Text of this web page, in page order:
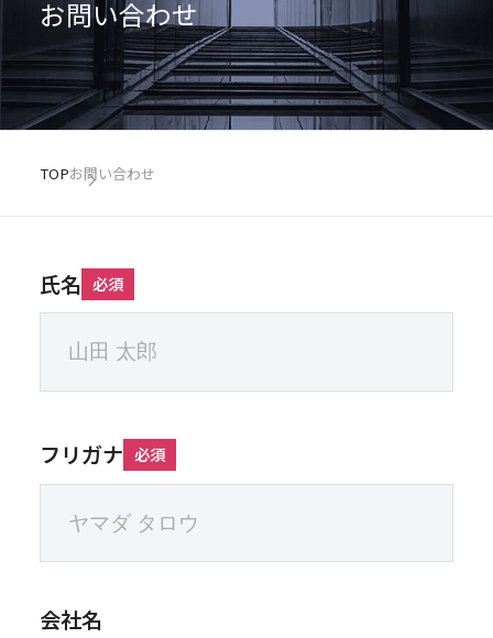
お問い合わせ
TOPお問い合わせ
氏名 必須
フリガナ 必須
会社名